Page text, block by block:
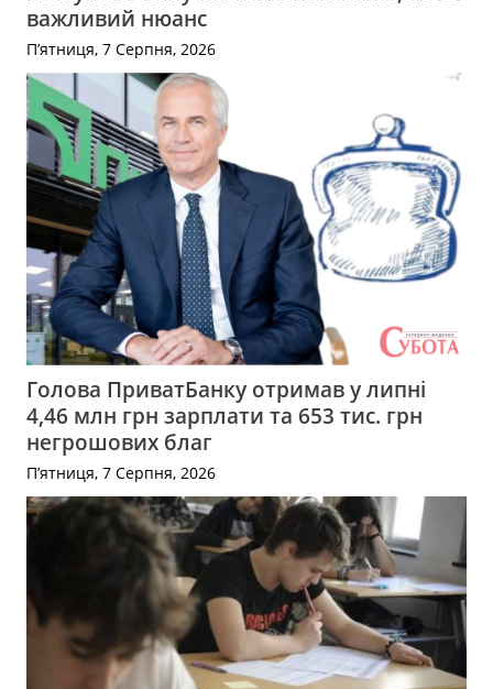
важливий нюанс
П’ятниця, 7 Серпня, 2026
Голова ПриватБанку отримав у липні
4,46 млн грн зарплати та 653 тис. грн
негрошових благ
П’ятниця, 7 Серпня, 2026